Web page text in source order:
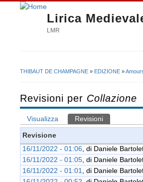
Lirica
LMR
THIBAUT DE CHAMPAGNE » EDIZIONE »
Revisioni per Collazione
Schede primarie
Visualizza Revisioni
Revisione
16/11/2022 - 01:06 , di Daniele
16/11/2022 - 01:05 , di Daniele
16/11/2022 - 01:01
, di Daniele